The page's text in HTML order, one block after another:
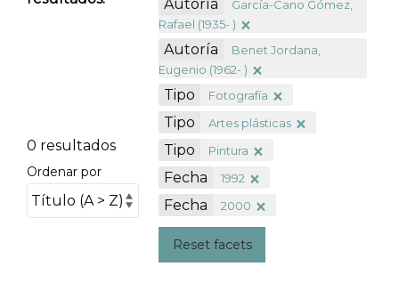
0 resultados
Ordenar por
Autoría
García-Cano Gómez,
Rafael (1935- )
Autoría
Benet Jordana,
Eugenio (1962- )
Tipo Fotografía
Tipo Artes plásticas
Tipo Pintura
Fecha 1992
Fecha 2000
Reset facets